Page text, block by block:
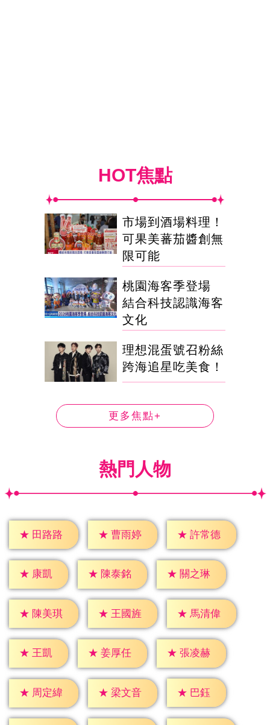
HOT焦點
市場到酒場料理！
可果美蕃茄醬創無
限可能
桃園海客季登場
結合科技認識海客
文化
理想混蛋號召粉絲
跨海追星吃美食！
更多焦點+
熱門人物
★ 田路路 ★ 曹雨婷 ★ 許常德
★ 康凱 ★ 陳泰銘 ★ 關之琳
★ 陳美琪 ★ 王國旌 ★ 馬清偉
★ 王凱 ★ 姜厚任 ★ 張凌赫
★ 周定緯 ★ 梁文音 ★ 巴鈺